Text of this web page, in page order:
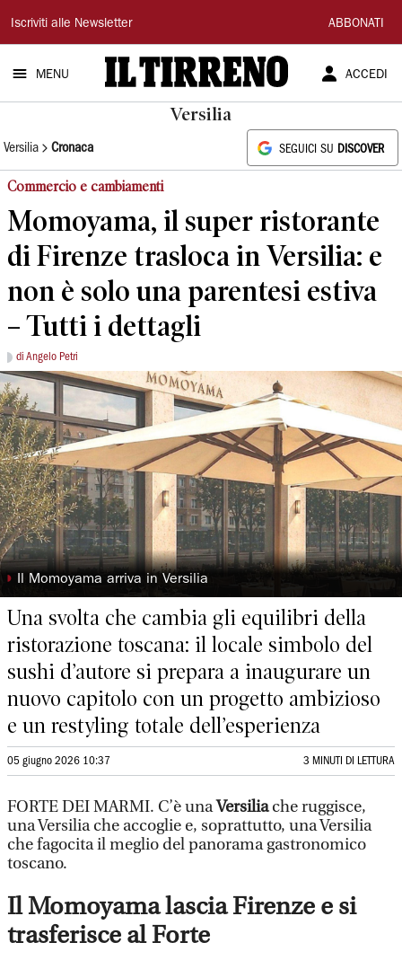
Il
Tirreno
Iscriviti alle Newsletter ABBONATI
MENU ACCEDI
Versilia
Versilia Cronaca SEGUICI SU DISCOVER
Commercio e cambiamenti
Momoyama, il super ristorante
di Firenze trasloca in Versilia: e
non è solo una parentesi estiva
– Tutti i dettagli
di Angelo Petri
◗ Il Momoyama arriva in Versilia
Una svolta che cambia gli equilibri della
ristorazione toscana: il locale simbolo del
sushi d’autore si prepara a inaugurare un
nuovo capitolo con un progetto ambizioso
e un restyling totale dell’esperienza
05 giugno 2026 10:37 3 MINUTI DI LETTURA
FORTE DEI MARMI. C’è unaVersiliache ruggisce,
una Versilia che accoglie e, soprattutto, una Versilia
che fagocita il meglio del panorama gastronomico
toscano.
Il Momoyama lascia Firenze e si
trasferisce al Forte